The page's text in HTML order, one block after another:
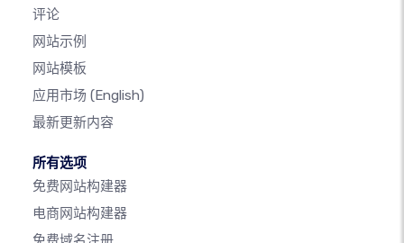
评论
网站示例
网站模板
应用市场 (English)
最新更新内容
所有选项
免费网站构建器
电商网站构建器